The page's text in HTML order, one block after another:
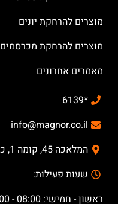
מוצרים להרחקת יונים
מוצרים להרחקת מכרסמים
מאמרים אחרונים
*6139
info@magnor.co.il
המלאכה 45, קומה 1, כניסה 2, אזו"הת פולג, נתניה
שעות פעילות:
ראשון - חמישי: 08:00 - 17:00